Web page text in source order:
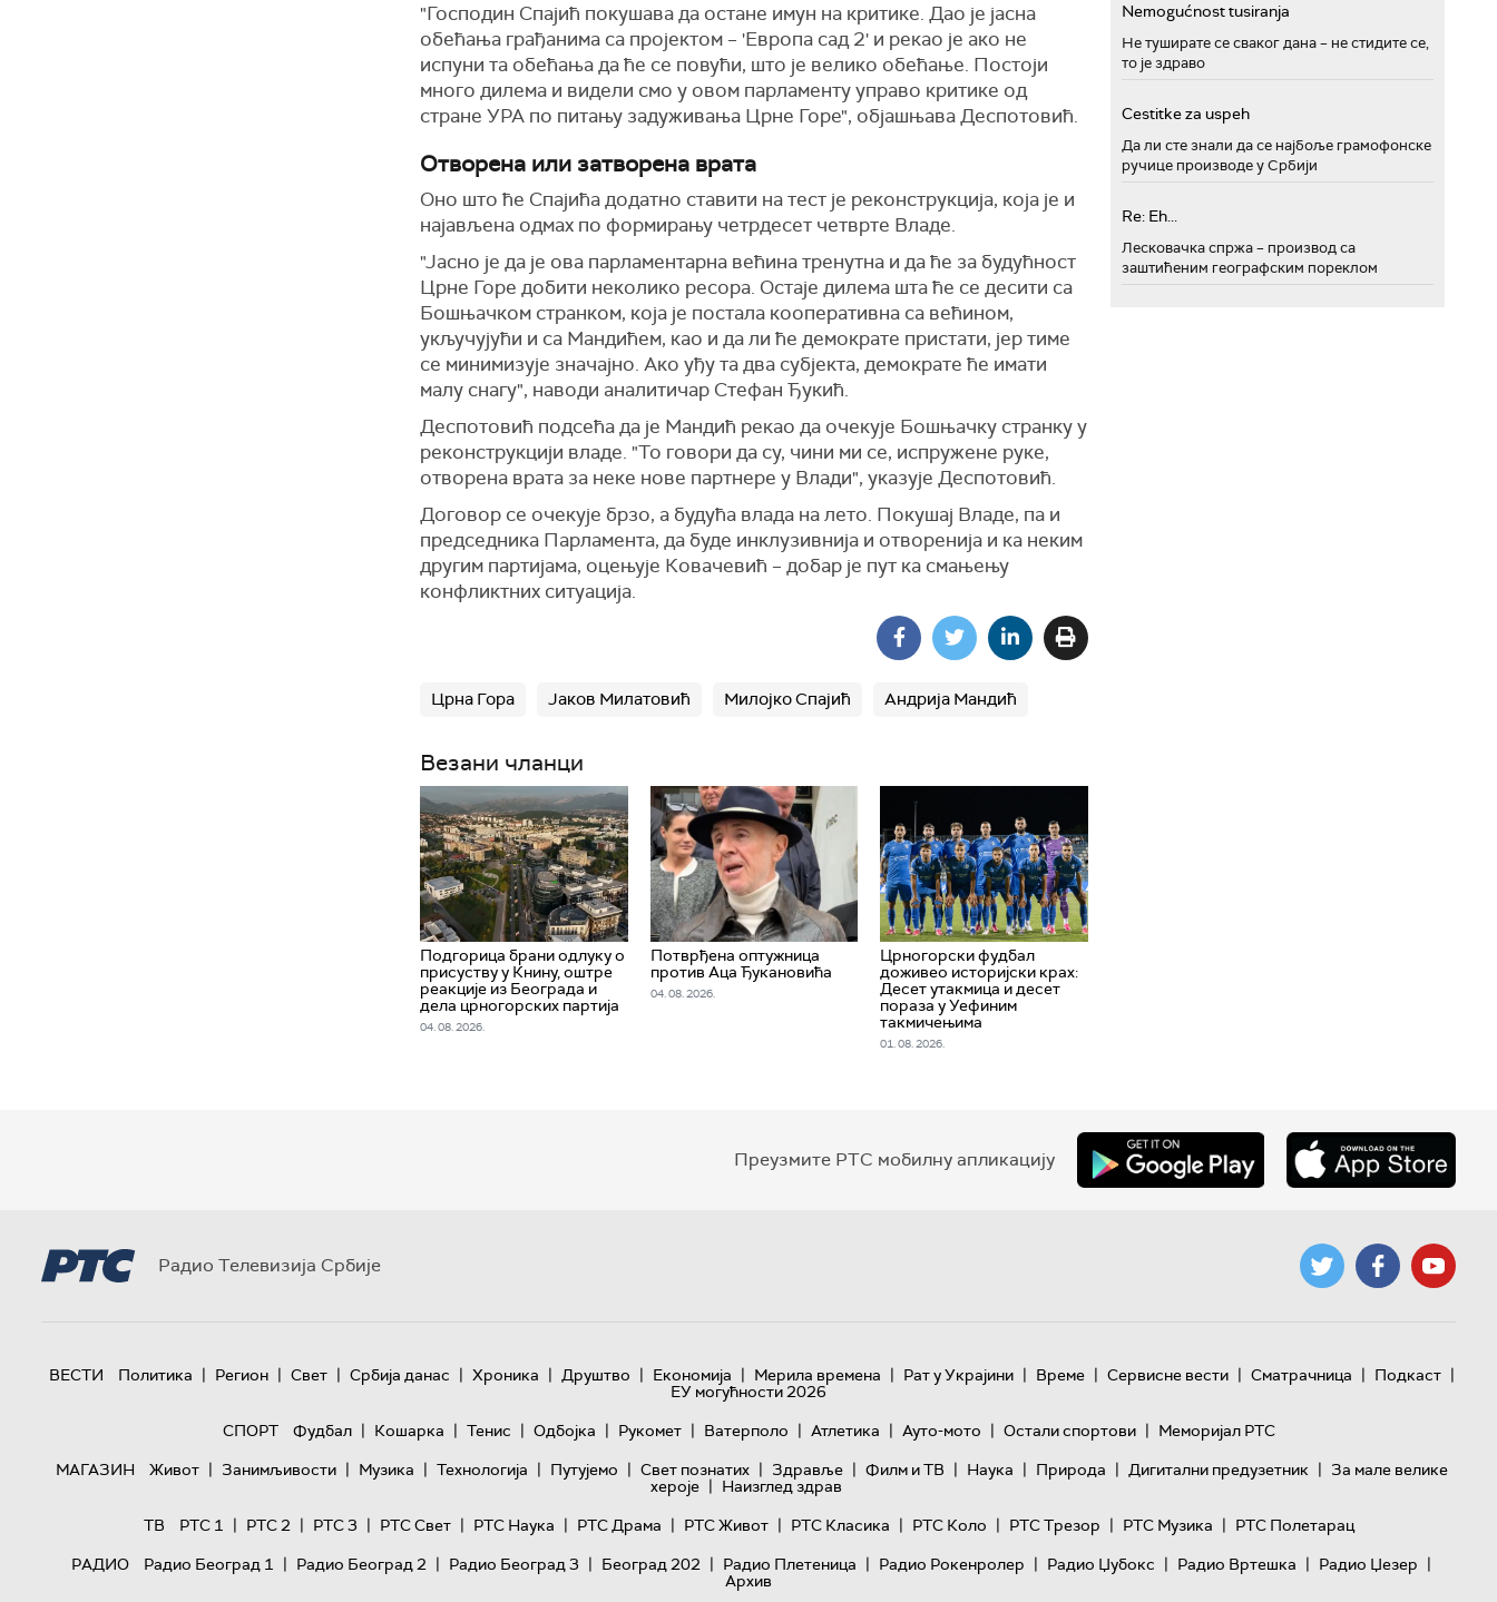
"Господин Спајић покушава да остане имун на критике. Дао је јасна
обећања грађанима са пројектом – 'Европа сад 2' и рекао је ако не
испуни та обећања да ће се повући, што је велико обећање. Постоји
много дилема и видели смо у овом парламенту управо критике од
стране УРА по питању задуживања Црне Горе", објашњава Деспотовић.
Отворена или затворена врата
Оно што ће Спајића додатно ставити на тест је реконструкција, која је и
најављена одмах по формирању четрдесет четврте Владе.
"Јасно је да је ова парламентарна већина тренутна и да ће за будућност
Црне Горе добити неколико ресора. Остаје дилема шта ће се десити са
Бошњачком странком, која је постала кооперативна са већином,
укључујући и са Мандићем, као и да ли ће демократе пристати, јер тиме
се минимизује значајно. Ако уђу та два субјекта, демократе ће имати
малу снагу", наводи аналитичар Стефан Ђукић.
Деспотовић подсећа да је Мандић рекао да очекује Бошњачку странку у
реконструкцији владе. "То говори да су, чини ми се, испружене руке,
отворена врата за неке нове партнере у Влади", указује Деспотовић.
Договор се очекује брзо, а будућа влада на лето. Покушај Владе, па и
председника Парламента, да буде инклузивнија и отворенија и ка неким
другим партијама, оцењује Ковачевић – добар је пут ка смањењу
конфликтних ситуација.
Црна Гора Јаков Милатовић Милојко Спајић Андрија Мандић
Везани чланци
Подгорица брани одлуку о
присуству у Книну, оштре
реакције из Београда и
дела црногорских партија
04. 08. 2026.
Потврђена оптужница
против Аца Ђукановића
04. 08. 2026.
Црногорски фудбал
доживео историјски крах:
Десет утакмица и десет
пораза у Уефиним
такмичењима
01. 08. 2026.
Nemogućnost tusiranja
Не туширате се сваког дана – не стидите се,
то је здраво
Cestitke za uspeh
Да ли сте знали да се најбоље грамофонске
ручице производе у Србији
Re: Eh...
Лесковачка спржа – производ са
заштићеним географским пореклом
Преузмите РТС мобилну апликацију
Радио Телевизија Србије
ВЕСТИ Политика | Регион | Свет | Србија данас | Хроника | Друштво | Економија | Мерила времена | Рат у Украјини | Време | Сервисне вести | Сматрачница | Подкаст |
ЕУ могућности 2026
СПОРТ
Фудбал | Кошарка | Тенис | Одбојка | Рукомет | Ватерполо | Атлетика | Ауто-мото | Остали спортови | Меморијал РТС
МАГАЗИН
Живот | Занимљивости | Музика | Технологијa | Путујемо | Свет познатих | Здравље | Филм и ТВ | Наука | Природа | Дигитални предузетник | За мале велике
хероје | Наизглед здрав
ТВ
РТС 1 | РТС 2 | РТС 3 | РТС Свет | РТС Наука | РТС Драма | РТС Живот | РТС Класика | РТС Коло | РТС Трезор | РТС Музика | РТС Полетарац
РАДИО
Радио Београд 1 | Радио Београд 2 | Радио Београд 3 | Београд 202 | Радио Плетеница | Радио Рокенролер | Радио Џубокс | Радио Вртешка | Радио Џезер |
Архив